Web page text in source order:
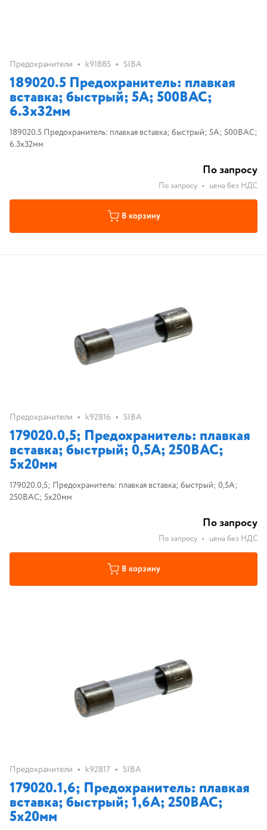
Предохранители • k91885 • SIBA
189020.5 Предохранитель: плавкая
вставка; быстрый; 5А; 500ВAC;
6.3x32мм
189020.5 Предохранитель: плавкая вставка; быстрый; 5А; 500ВAC;
6.3x32мм
По запросу
По запросу • цена без НДС
В корзину
Предохранители • k92816 • SIBA
179020.0,5; Предохранитель: плавкая
вставка; быстрый; 0,5А; 250ВAC;
5x20мм
179020.0,5; Предохранитель: плавкая вставка; быстрый; 0,5А;
250ВAC; 5x20мм
По запросу
По запросу • цена без НДС
В корзину
Предохранители • k92817 • SIBA
179020.1,6; Предохранитель: плавкая
вставка; быстрый; 1,6А; 250ВAC;
5x20мм